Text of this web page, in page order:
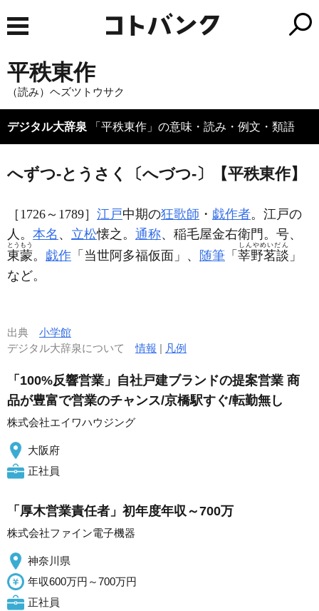
平秩東作
（読み）ヘズツトウサク
デジタル大辞泉 「平秩東作」の意味・読み・例文・類語
へずつ‐とうさく〔へづつ‐〕【平秩東作】
［1726～1789］ 江戸中期の狂歌師 ・ 戯作者。江戸の
人。 本名 、 立松懐之。 通称、稲毛屋金右衛門。号、
東蒙
とうもう
。 戯作 「当世阿多福仮面」、 随筆 「 莘野茗談
しんやめいだん
」
など。
出典 小学館
デジタル大辞泉について情報 | 凡例
「100%反響営業」自社戸建ブランドの提案営業 商
品が豊富で営業のチャンス/京橋駅すぐ/転勤無し
株式会社エイワハウジング
大阪府
正社員
「厚木営業責任者」初年度年収～700万
株式会社ファイン電子機器
神奈川県
年収600万円～700万円
正社員